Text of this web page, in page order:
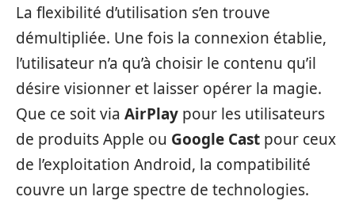
La flexibilité d’utilisation s’en trouve
démultipliée. Une fois la connexion établie,
l’utilisateur n’a qu’à choisir le contenu qu’il
désire visionner et laisser opérer la magie.
Que ce soit via AirPlay pour les utilisateurs
de produits Apple ou Google Cast pour ceux
de l’exploitation Android, la compatibilité
couvre un large spectre de technologies.